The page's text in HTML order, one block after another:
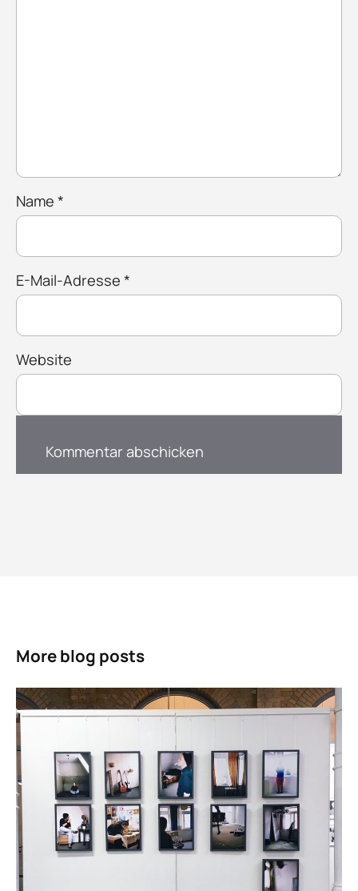
Name *
E-Mail-Adresse *
Website
More blog posts